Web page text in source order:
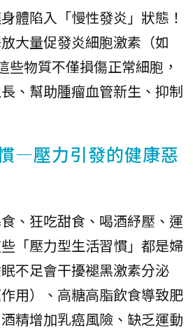
體陷入「慢性發炎」狀態！
大量促發炎細胞激素（如
些物質不僅損傷正常細胞，
、幫助腫瘤血管新生、抑制
—壓力引發的健康惡
、狂吃甜食、喝酒紓壓、運
「壓力型生活習慣」都是婦
不足會干擾褪黑激素分泌
作用）、高糖高脂飲食導致肥
精增加乳癌風險、缺乏運動